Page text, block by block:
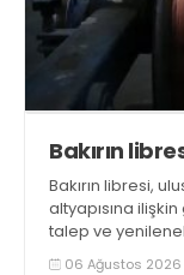
Bakırın
Bakırın libresi,
altyapısına
talep ve
ulaşarak tarihi
06 Ağustos 2026